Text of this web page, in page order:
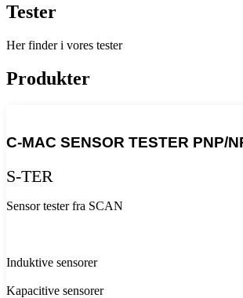
Tester
Her finder i vores tester
Produkter
C-MAC SENSOR TESTER PNP/
S-TER
Sensor tester fra SCAN
Induktive sensorer
Kapacitive sensorer